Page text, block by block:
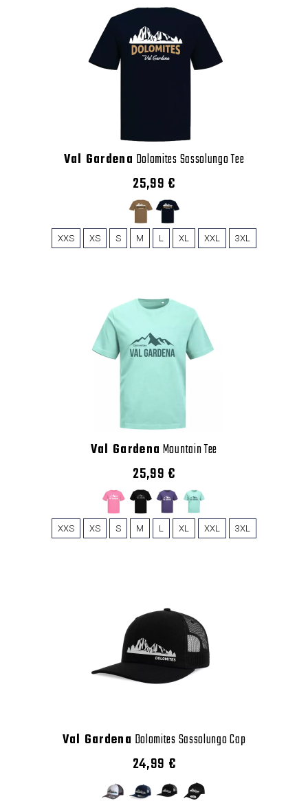
Val Gardena Dolomites Sassolungo Tee
25,99 €
XXS XS S M L XL XXL 3XL
Val Gardena Mountain Tee
25,99 €
XXS XS S M L XL XXL 3XL
Val Gardena Dolomites Sassolungo Cap
24,99 €